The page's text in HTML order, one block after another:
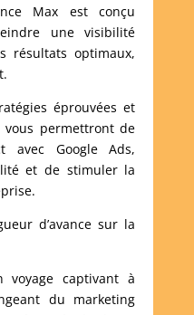
Max est conçu
une visibilité
résultats optimaux,
éprouvées et
vous permettront de
avec Google Ads,
et de stimuler la
d’avance sur la
voyage captivant à
du marketing